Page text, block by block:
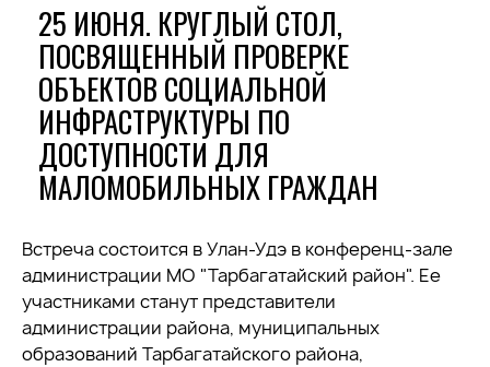
25 ИЮНЯ. КРУГЛЫЙ СТОЛ,
ПОСВЯЩЕННЫЙ ПРОВЕРКЕ
ОБЪЕКТОВ СОЦИАЛЬНОЙ
ИНФРАСТРУКТУРЫ ПО
ДОСТУПНОСТИ ДЛЯ
МАЛОМОБИЛЬНЫХ ГРАЖДАН
Встреча состоится в Улан-Удэ в конференц-зале
администрации МО "Тарбагатайский район". Ее
участниками станут представители
администрации района, муниципальных
образований Тарбагатайского района,